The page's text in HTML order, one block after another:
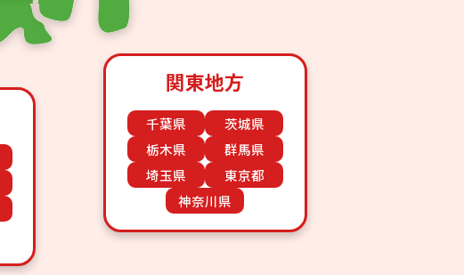
関東地方
千葉県
茨城県
栃木県
群馬県
埼玉県
東京都
神奈川県